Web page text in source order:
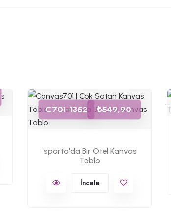
C701-1352 ₺549,90
Isparta'da Bir Otel Kanvas
Tablo
İncele